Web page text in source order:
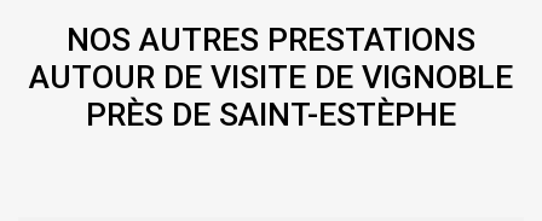
NOS AUTRES PRESTATIONS
AUTOUR DE VISITE DE VIGNOBLE
PRÈS DE SAINT-ESTÈPHE